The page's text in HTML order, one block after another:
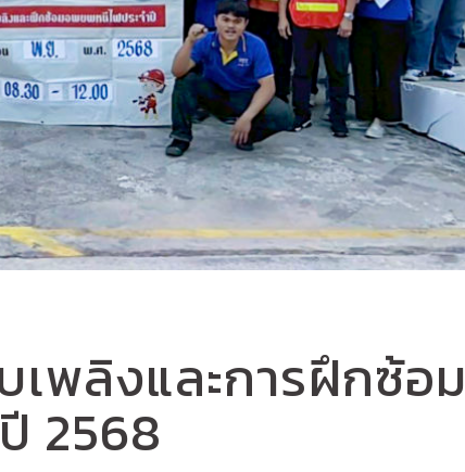
เพลิงและการฝึกซ้อม
2568